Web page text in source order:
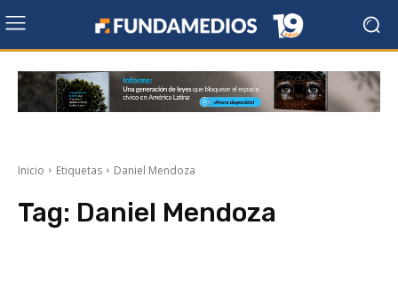
Inicio Etiquetas Daniel Mendoza
Tag: Daniel Mendoza